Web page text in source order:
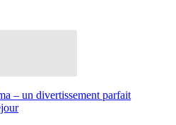
– un divertissement parfait